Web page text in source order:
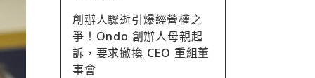
創辦人驟逝引爆經營權之
爭！Ondo 創辦人母親起
訴，要求撤換 CEO 重組董
事會